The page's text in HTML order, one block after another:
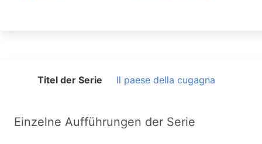
Titel der Serie Il paese della cugagna
Einzelne Aufführungen der Serie